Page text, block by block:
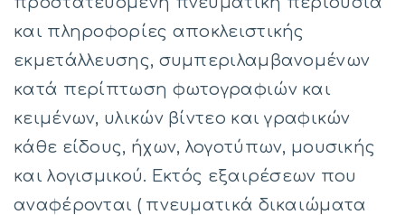
και πληροφορίες αποκλειστικής
εκμετάλλευσης, συμπεριλαμβανομένων
κατά περίπτωση φωτογραφιών και
κειμένων, υλικών βίντεο και γραφικών
κάθε είδους, ήχων, λογοτύπων, μουσικής
και λογισμικού. Εκτός εξαιρέσεων που
αναφέρονται ( πνευματικά δικαιώματα